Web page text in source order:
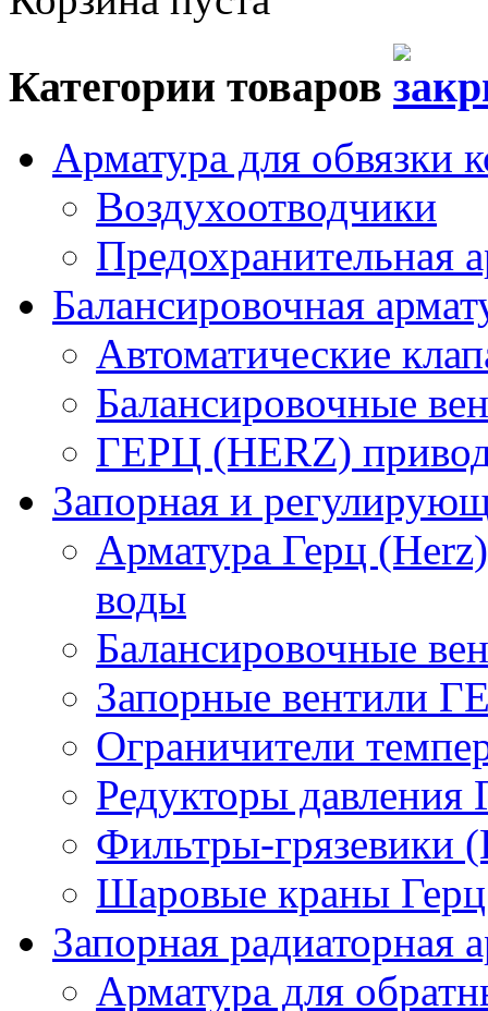
Категории товаров
Арматура для обвязки
Воздухоотводчики
Предохранительная
Балансировочная
Автоматические
Балансировочные
ГЕРЦ (HERZ)
Запорная и
Арматура Герц
воды
Балансировочные
Запорные вентили
Ограничители
Редукторы
Фильтры-грязевики
Шаровые краны
Запорная радиаторная
Арматура для